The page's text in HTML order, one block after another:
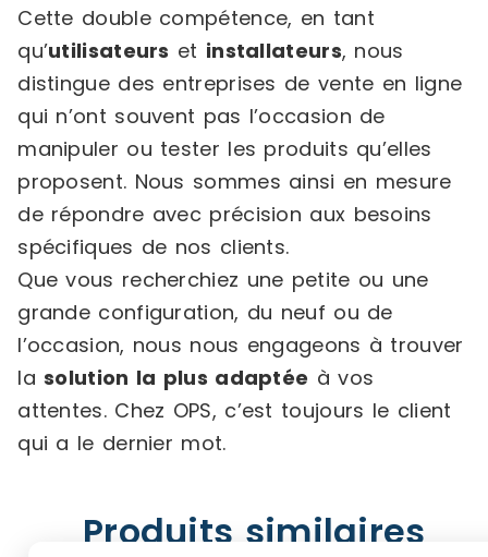
Cette double compétence, en tant
qu’utilisateurs et installateurs, nous
distingue des entreprises de vente en ligne
qui n’ont souvent pas l’occasion de
manipuler ou tester les produits qu’elles
proposent. Nous sommes ainsi en mesure
de répondre avec précision aux besoins
spécifiques de nos clients.
Que vous recherchiez une petite ou une
grande configuration, du neuf ou de
l’occasion, nous nous engageons à trouver
lasolution la plus adaptée à vos
attentes. Chez OPS, c’est toujours le client
qui a le dernier mot.
Produits similaires